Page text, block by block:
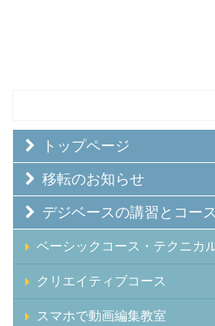
トップページ
移転のお知らせ
デジベースの講習とコー
ベーシックコース・テクニカ
クリエイティブコース
スマホで動画編集教室